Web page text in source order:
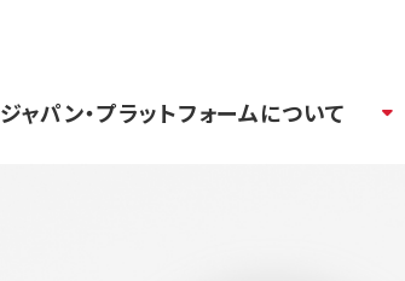
ジャパン・プラットフォームについて